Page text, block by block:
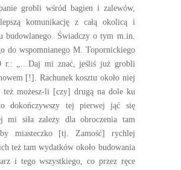
grobli wśród bagien i zalewów,
komunikację z całą okolicą i
budowlanego. Świadczy o tym m.in.
do wspomnianego M. Topornickiego
r.: „…Daj mi znać, jeśliś już grobli
[!]. Rachunek kosztu około niej
też możesz-li [czy] drugą na dole ku
dokończywszy tej pierwej jąć się
mi siła zależy dla obroczenia tam
miasteczko [tj. Zamość] rychlej
też tam wydatków około budowania
i tego wszystkiego, co przez ręce